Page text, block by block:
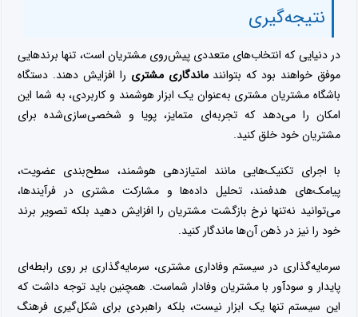
نتیجه‌گیری
در دنیایی که انتخاب‌های متعددی پیش‌روی مشتریان است، تنها برندهایی
موفق خواهند بود که بتوانندماندگاری مشتری را افزایش دهند. دستگاه
باشگاه مشتریان مشتری به‌عنوان یک ابزار هوشمند و کاربردی، به شما این
امکان را می‌دهد که تجربه‌ای متمایز، پویا و شخصی‌سازی‌شده برای
مشتریان خود خلق کنید.
با اجرای تکنیک‌هایی مانند امتیازدهی هوشمند، سطح‌بندی عضویت،
پیامک‌های هدفمند، تحلیل داده‌ها و مشارکت مشتری در فرآیندها،
می‌توانید نه‌تنها نرخ بازگشت مشتریان را افزایش دهید بلکه تصویر برند
خود را نیز در ذهن آن‌ها ماندگار کنید.
سرمایه‌گذاری در سیستم وفاداری مشتری، سرمایه‌گذاری بر روی رابطه‌ای
پایدار و سودآور با مشتریان وفادار شماست. همچنین باید توجه داشت که
این سیستم تنها یک ابزار نیست، بلکه راهبردی برای شکل‌گیری فرهنگ